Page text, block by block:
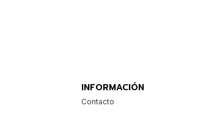
INFORMACIÓN
Contacto